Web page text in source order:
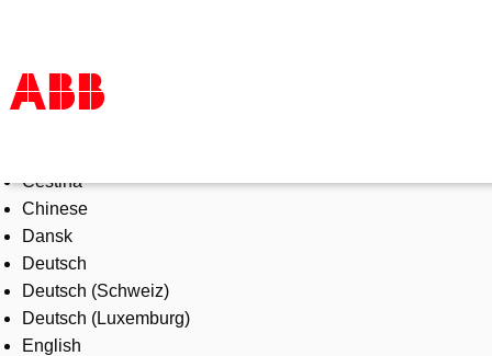
Products & Solutions
Industries
Services
About us
Where to buy
Contact us
Careers
Čeština
Chinese
Dansk
Deutsch
Deutsch (Schweiz)
Deutsch (Luxemburg)
English